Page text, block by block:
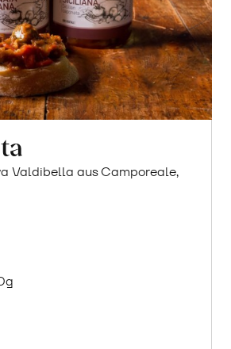
Valdibella aus Camporeale,